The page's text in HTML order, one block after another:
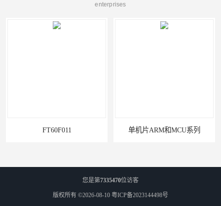
enterprises
FT60F011 单机片ARM和MCU系列
您是第7335470位访客
版权所有 ©2026-08-10 粤ICP备2023144498号